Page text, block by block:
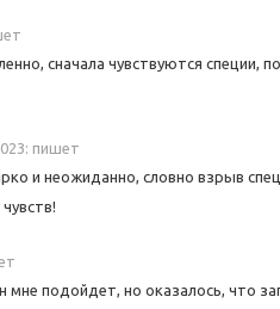
сначала чувствуются
пишет
и неожиданно, словно взрыв
мне подойдет, но оказалось, что